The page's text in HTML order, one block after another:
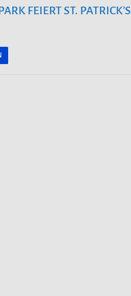
FEIERT ST. PATRICK’S